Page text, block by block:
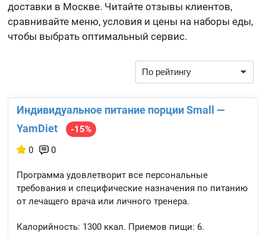
доставки в Москве. Читайте отзывы клиентов,
сравнивайте меню, условия и цены на наборы еды,
чтобы выбрать оптимальный сервис.
Индивидуальное питание порции Small —
YamDiet
-15%
0
0
Программа удовлетворит все персональные
требования и специфические назначения по питанию
от лечащего врача или личного тренера.
Калорийность: 1300 ккал. Приемов пищи: 6.